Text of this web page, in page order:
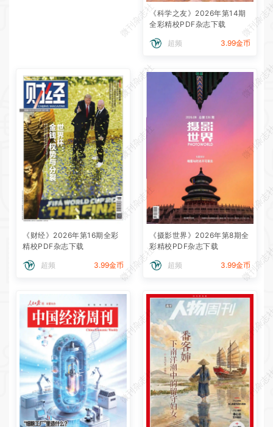
《科学之友》2026年第14期
全彩精校PDF杂志下载
超频 3.99金币
《财经》2026年第16期全彩
精校PDF杂志下载
超频 3.99金币
《摄影世界》2026年第8期全
彩精校PDF杂志下载
超频 3.99金币
微刊杂志社
微刊杂
微刊杂志社
微刊杂
微刊杂志社
微刊杂
微刊杂志社
微刊杂
微刊杂志社
微刊杂
微刊杂志社
微刊杂
微刊杂志社
微刊杂